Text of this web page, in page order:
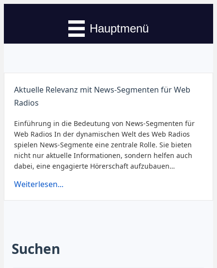
Hauptmenü
Aktuelle Relevanz mit News-Segmenten für Web
Radios
Einführung in die Bedeutung von News-Segmenten für
Web Radios In der dynamischen Welt des Web Radios
spielen News-Segmente eine zentrale Rolle. Sie bieten
nicht nur aktuelle Informationen, sondern helfen auch
dabei, eine engagierte Hörerschaft aufzubauen…
Weiterlesen...
Suchen